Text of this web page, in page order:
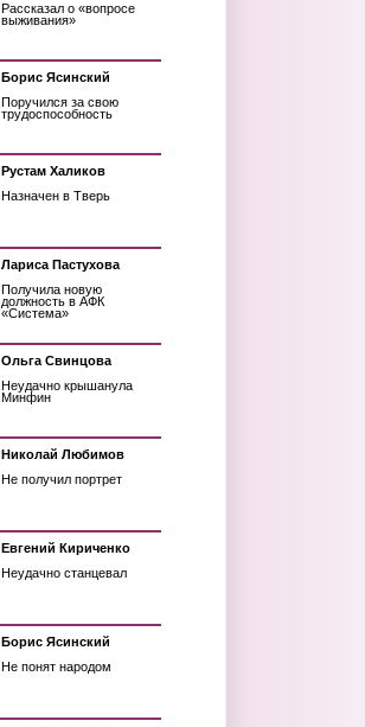
Рассказал о «вопросе
выживания»
Борис Ясинский
Поручился за свою
трудоспособность
Рустам Халиков
Назначен в Тверь
Лариса Пастухова
Получила новую
должность в АФК
«Система»
Ольга Свинцова
Неудачно крышанула
Минфин
Николай Любимов
Не получил портрет
Евгений Кириченко
Неудачно станцевал
Борис Ясинский
Не понят народом